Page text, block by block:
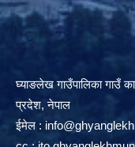
घ्याङलेख गाउँपालिका गाउँ
प्रदेश, नेपाल
ईमेल :